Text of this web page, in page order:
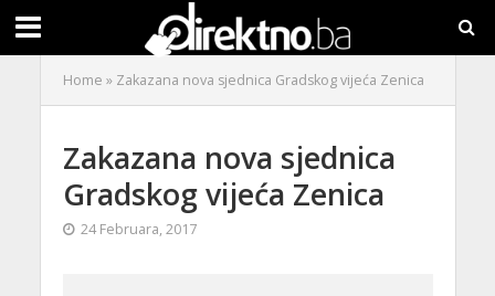
Home » Zakazana nova sjednica Gradskog vijeća Zenica
Zakazana nova sjednica
Gradskog vijeća Zenica
24 Februara, 2017